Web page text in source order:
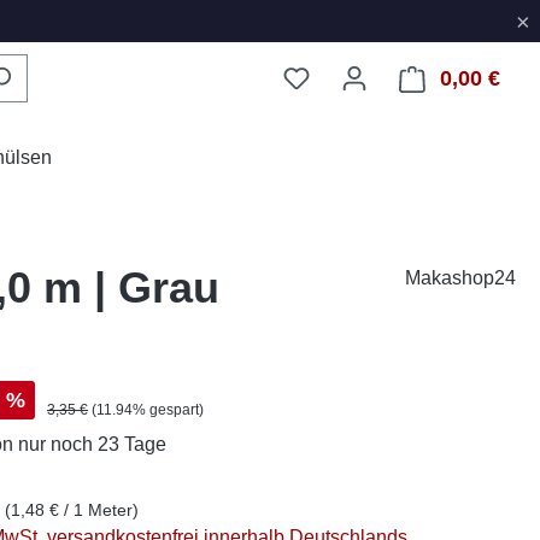
×
0,00 €
m | Grau Makashop24
% Regulärer Preis:
3,35 € (11.94% gespart)
nur noch 23 Tage
(1,48 € / 1 Meter)